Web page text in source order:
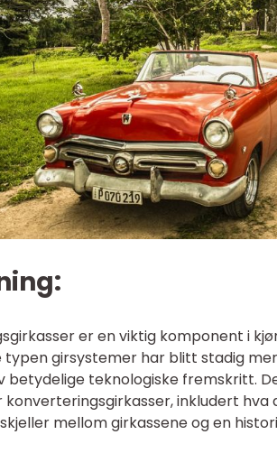
er en viktig komponent i
typen girsystemer har blitt stadig
betydelige teknologiske fremskritt.
inkludert
mellom girkassene og en